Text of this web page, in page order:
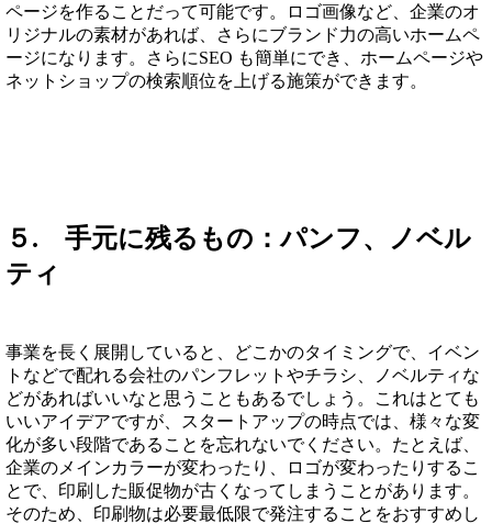
ページを作ることだって可能です。ロゴ画像など、企業のオ
リジナルの素材があれば、さらにブランド力の高いホームペ
ージになります。さらにSEO も簡単にでき、ホームページや
ネットショップの検索順位を上げる施策ができます。
５. 手元に残るもの：パンフ、ノベル
ティ
事業を長く展開していると、どこかのタイミングで、イベン
トなどで配れる会社のパンフレットやチラシ、ノベルティな
どがあればいいなと思うこともあるでしょう。これはとても
いいアイデアですが、スタートアップの時点では、様々な変
化が多い段階であることを忘れないでください。たとえば、
企業のメインカラーが変わったり、ロゴが変わったりするこ
とで、印刷した販促物が古くなってしまうことがあります。
そのため、印刷物は必要最低限で発注することをおすすめし